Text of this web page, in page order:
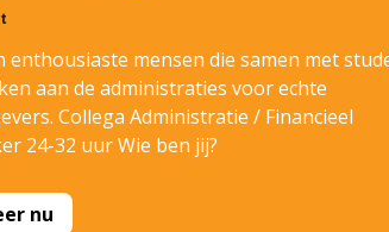
enthousiaste mensen die samen met
aan de administraties voor echte
Collega Administratie / Financieel
24-32 uur Wie ben jij?
nu